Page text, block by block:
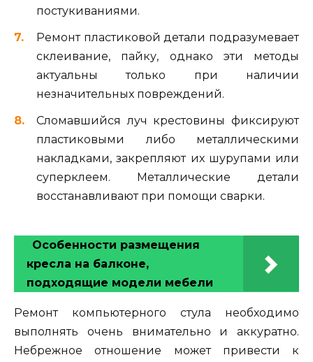
постукиваниями.
Ремонт пластиковой детали подразумевает
склеивание, пайку, однако эти методы
актуальны только при наличии
незначительных повреждений.
Сломавшийся луч крестовины фиксируют
пластиковыми либо металлическими
накладками, закрепляют их шурупами или
суперклеем. Металлические детали
восстанавливают при помощи сварки.
Особенности размещения
кресла на балконе,
подходящие модели мебели
Ремонт компьютерного стула необходимо
выполнять очень внимательно и аккуратно.
Небрежное отношение может привести к